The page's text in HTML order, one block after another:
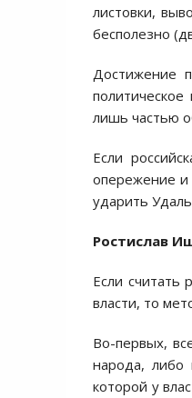
листовки,
бесполезно
Достижение
лишь частью
Если
опережение и
ударить
Ростислав
Если
власти, то
Во-первых,
народа, либо
которой у